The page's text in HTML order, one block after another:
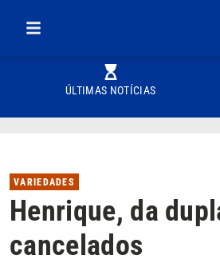
ÚLTIMAS NOTÍCIAS
VARIEDADES
Henrique, da
cancelados